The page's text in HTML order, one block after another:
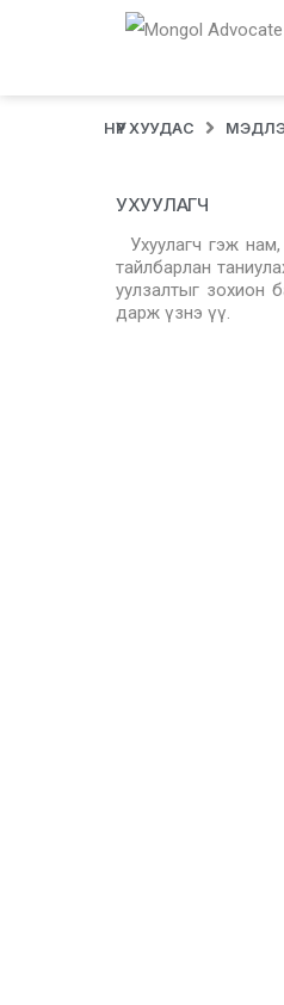
НҮҮР ХУУДАС
УХУУЛАГЧ
Ухуулагч гэж нам,
тайлбарлан
уулзалтыг зохион
дарж үзнэ үү.